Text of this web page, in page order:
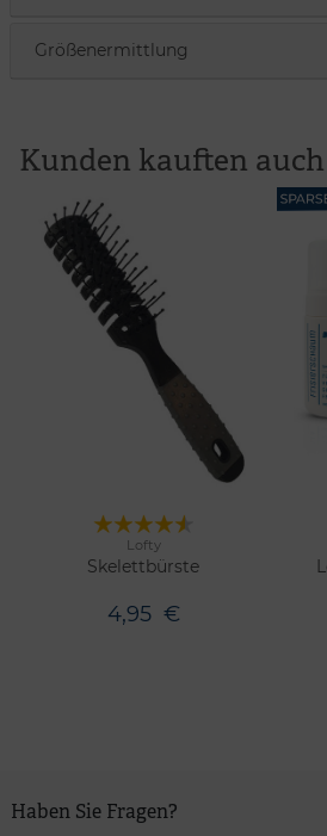
Größenermittlung
Kunden kauften auch
Merken
Lofty
Skelettbürste
4,95 €
Haben Sie Fragen?